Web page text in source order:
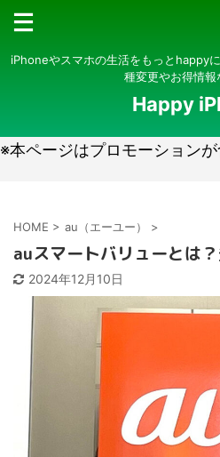
iPhoneやスマホの生活をもっとhappy
種変更やお得情報
Happy
※本ページはプロモーション
HOME > au（エーユー） >
auスマートバリューとは
2024年12月10日